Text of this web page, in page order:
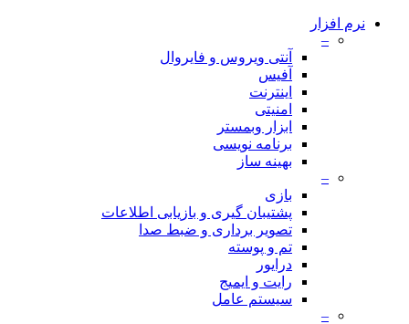
نرم افزار
–
آنتی ویروس و فایروال
آفیس
اینترنت
امنیتی
ابزار وبمستر
برنامه نویسی
بهینه ساز
–
بازی
پشتیبان گیری و بازیابی اطلاعات
تصویر برداری و ضبط صدا
تم و پوسته
درایور
رایت و ایمیج
سیستم عامل
–